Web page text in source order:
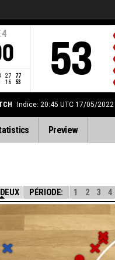
4
27
77
16 53 53
Indice: 20:45 UTC 17/05/2022
Preview
PÉRIODE: 1 2 3 4